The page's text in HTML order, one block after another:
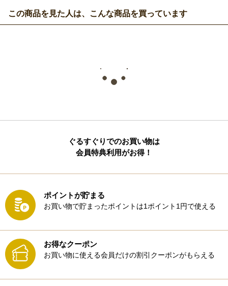
この商品を見た人は、こんな商品を買っています
ぐるすぐりでのお買い物は
会員特典利用がお得！
ポイントが貯まる
お買い物で貯まったポイントは1ポイント1円で使える
お得なクーポン
お買い物に使える会員だけの割引クーポンがもらえる